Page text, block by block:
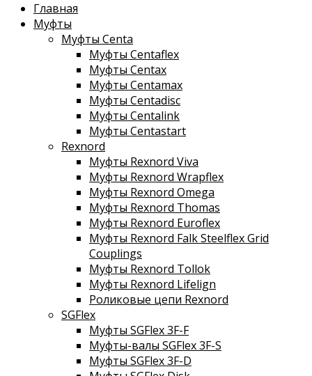
Главная
Муфты
Муфты Centa
Муфты Centaflex
Муфты Centax
Муфты Centamax
Муфты Centadisc
Муфты Centalink
Муфты Centastart
Rexnord
Муфты Rexnord Viva
Муфты Rexnord Wrapflex
Муфты Rexnord Omega
Муфты Rexnord Thomas
Муфты Rexnord Euroflex
Муфты Rexnord Falk Steelflex Grid
Couplings
Муфты Rexnord Tollok
Муфты Rexnord Lifelign
Роликовые цепи Rexnord
SGFlex
Муфты SGFlex 3F-F
Муфты-валы SGFlex 3F-S
Муфты SGFlex 3F-D